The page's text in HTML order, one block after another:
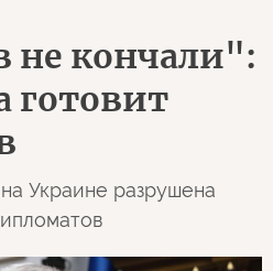
не кончали":
готовит
Украине разрушена